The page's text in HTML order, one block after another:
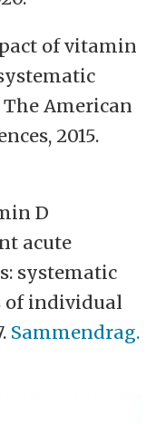
of vitamin
American
2015.
D
acute
systematic
of individual
Sammendrag.